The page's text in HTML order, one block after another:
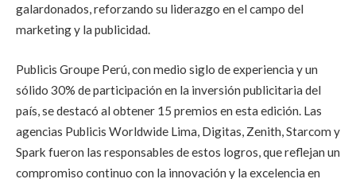
galardonados, reforzando su liderazgo en el campo del
marketing y la publicidad.
Publicis Groupe Perú, con medio siglo de experiencia y un
sólido 30% de participación en la inversión publicitaria del
país, se destacó al obtener 15 premios en esta edición. Las
agencias Publicis Worldwide Lima, Digitas, Zenith, Starcom y
Spark fueron las responsables de estos logros, que reflejan un
compromiso continuo con la innovación y la excelencia en